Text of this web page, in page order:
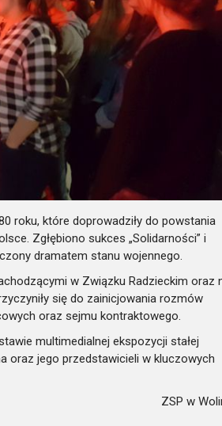
roku, które doprowadziły do powstania
Zgłębiono sukces „Solidarności” i
dramatem stanu wojennego.
w Związku Radzieckim oraz
się do zainicjowania rozmów
oraz sejmu kontraktowego.
multimedialnej ekspozycji stałej
oraz jego przedstawicieli w kluczowych
ZSP w